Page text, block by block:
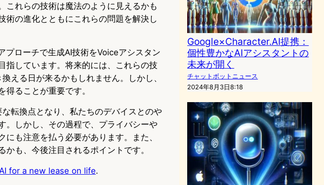
これらの技術は魔法のように見えるかも
術の進化とともにこれらの問題を解決し
ローチで生成AI技術をVoiceアシスタン
指しています。将来的には、これらの技
える日が来るかもしれません。しかし、
ることが重要です。
転換点となり、私たちのデバイスとのや
。しかし、その過程で、プライバシーや
も注意を払う必要があります。また、
も、今後注目されるポイントです。
for a new lease on life.
Google×Character.AI提携：
個性豊かなAIアシスタントの
未来が開く
チャットボットニュース
2024年8月3日8:18